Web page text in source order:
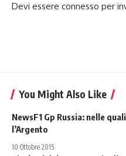
Devi essere connesso per
You Might Also Like
NewsF1 Gp Russia: nelle
l’Argento
10 Ottobre 2015